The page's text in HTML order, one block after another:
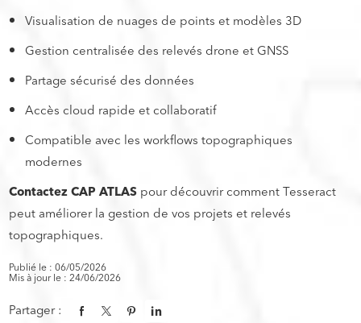
Visualisation de nuages de points et modèles 3D
Gestion centralisée des relevés drone et GNSS
Partage sécurisé des données
Accès cloud rapide et collaboratif
Compatible avec les workflows topographiques
modernes
Contactez CAP ATLASpour découvrir comment Tesseract
peut améliorer la gestion de vos projets et relevés
topographiques.
Publié le : 06/05/2026
Mis à jour le : 24/06/2026
Partager :